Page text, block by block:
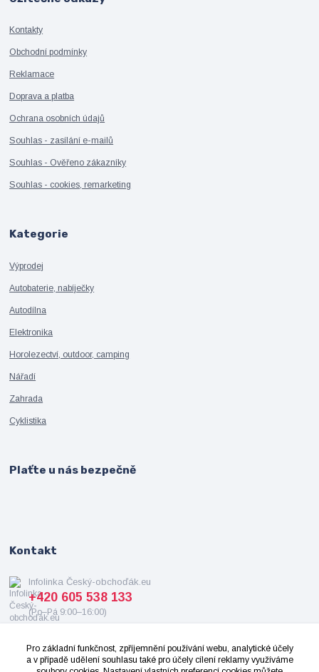
Kontakty
Obchodní podmínky
Reklamace
Doprava a platba
Ochrana osobních údajů
Souhlas - zasílání e-mailů
Souhlas - Ověřeno zákazníky
Souhlas - cookies, remarketing
Kategorie
Výprodej
Autobaterie, nabíječky
Autodílna
Elektronika
Horolezectví, outdoor, camping
Nářadí
Zahrada
Cyklistika
Plaťte u nás bezpečně
Kontakt
Infolinka Český-obchoďák.eu
+420 605 538 133
(Po–Pá 9:00–16:00)
Pro základní funkčnost, zpříjemnění používání webu, analytické účely
a v případě udělení souhlasu také pro účely cílení reklamy využíváme